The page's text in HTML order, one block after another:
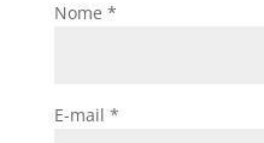
Nome *
E-mail *